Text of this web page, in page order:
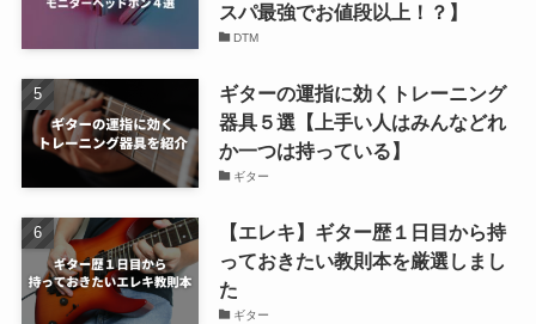
スパ最強でお値段以上！？】
DTM
ギターの運指に効くトレーニング
器具５選【上手い人はみんなどれ
か一つは持っている】
ギター
【エレキ】ギター歴１日目から持
っておきたい教則本を厳選しまし
た
ギター